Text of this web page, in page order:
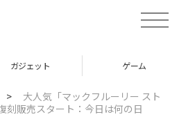
t
o
v
ガジェット ゲーム
>
大人気「マックフルーリー スト
刻販売スタート：今日は何の日